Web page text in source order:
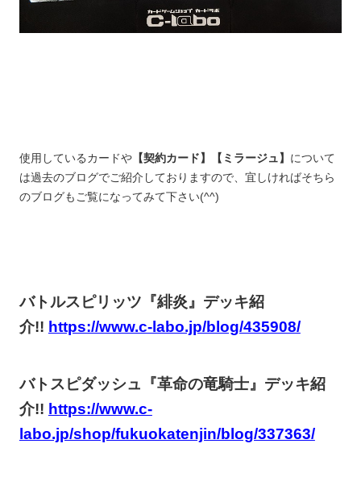
使用しているカードや【契約カード】 【ミラージュ】 について
は過去のブログでご紹介しておりますので、宜しければそちら
のブログもご覧になってみて下さい(^^)
バトルスピリッツ『緋炎』デッキ紹
介!! https://www.c-labo.jp/blog/435908/
バトスピダッシュ『革命の竜騎士』デッキ紹
介!! https://www.c-
labo.jp/shop/fukuokatenjin/blog/337363/